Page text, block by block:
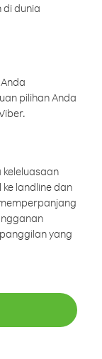
di dunia
pilihan Anda
landline dan
yang